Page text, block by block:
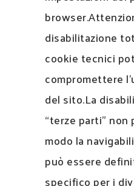
disabilitazione
cookie tecnici
compromettere
del sito.La
“terze parti”
modo la
può essere
specifico per i